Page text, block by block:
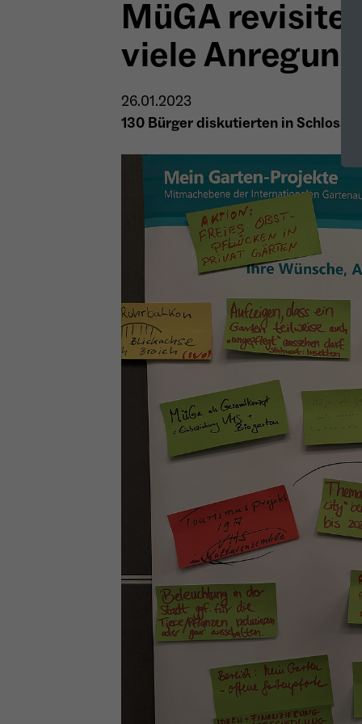
MüGA
viele
26.01.2023
130 Bürger diskutierten in Schloss